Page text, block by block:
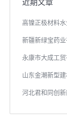
近期文章
高镍正极材料
新疆新绿宝药
永康市大成工
山东金潮新型
河北君和同创